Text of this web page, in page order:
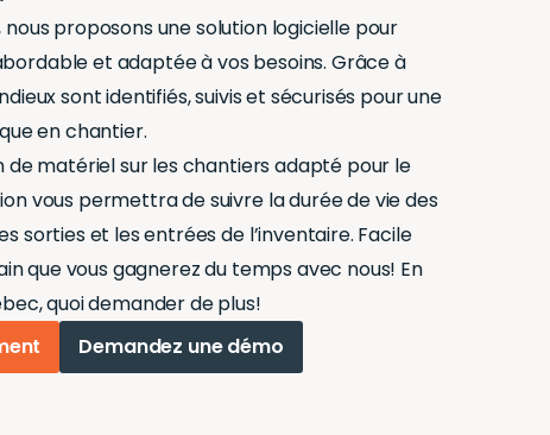
proposons une solution logicielle pour
et adaptée à vos besoins. Grâce à
sont identifiés, suivis et sécurisés pour une
en chantier.
de matériel sur les chantiers adapté pour le
vous permettra de suivre la durée de vie des
sorties et les entrées de l’inventaire. Facile
que vous gagnerez du temps avec nous! En
quoi demander de plus!
Demandez une démo